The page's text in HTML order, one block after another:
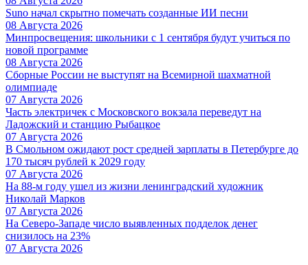
Suno начал скрытно помечать созданные ИИ песни
08 Августа 2026
Минпросвещения: школьники с 1 сентября будут учиться по
новой программе
08 Августа 2026
Сборные России не выступят на Всемирной шахматной
олимпиаде
07 Августа 2026
Часть электричек с Московского вокзала переведут на
Ладожский и станцию Рыбацкое
07 Августа 2026
В Смольном ожидают рост средней зарплаты в Петербурге до
170 тысяч рублей к 2029 году
07 Августа 2026
На 88-м году ушел из жизни ленинградский художник
Николай Марков
07 Августа 2026
На Северо-Западе число выявленных подделок денег
снизилось на 23%
07 Августа 2026